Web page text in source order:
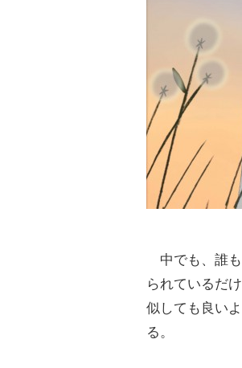
中でも、誰も
られているだ
似しても良い
る。